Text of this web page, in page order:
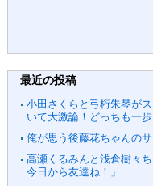
最近の投稿
小田さくらと弓桁朱琴が
いて大激論！どっちも一
俺が思う後藤花ちゃんの
高瀬くるみんと浅倉樹々
今日から友達ね！」